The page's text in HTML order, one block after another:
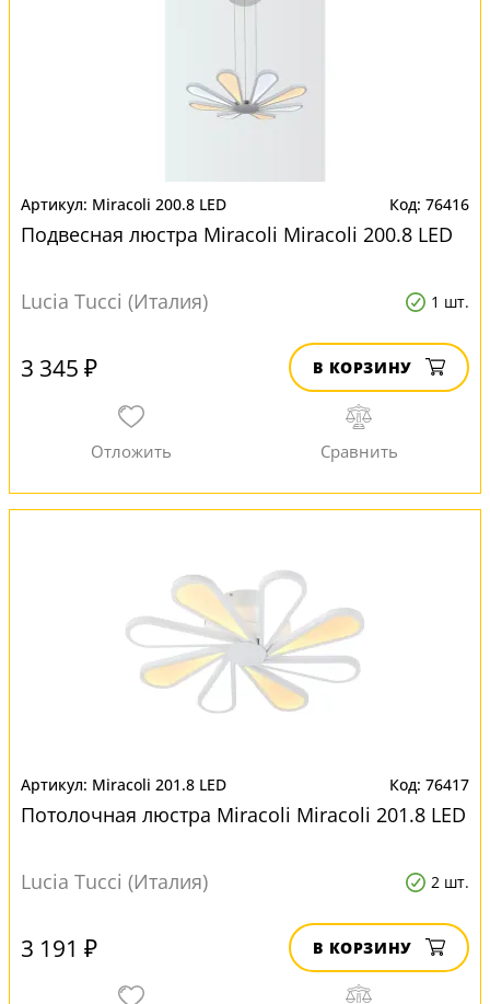
Miracoli 200.8 LED 76416
Подвесная люстра Miracoli Miracoli 200.8 LED
Lucia Tucci (Италия) 1 шт.
3 345 ₽ В КОРЗИНУ
Miracoli 201.8 LED 76417
Потолочная люстра Miracoli Miracoli 201.8 LED
Lucia Tucci (Италия) 2 шт.
3 191 ₽ В КОРЗИНУ